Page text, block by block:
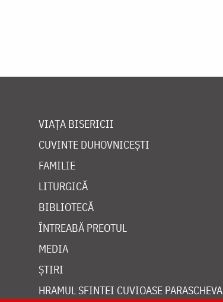
VIAȚA BISERICII
CUVINTE DUHOVNICEȘTI
FAMILIE
LITURGICĂ
BIBLIOTECĂ
ÎNTREABĂ PREOTUL
MEDIA
ȘTIRI
HRAMUL SFINTEI CUVIOASE PARASCHEVA